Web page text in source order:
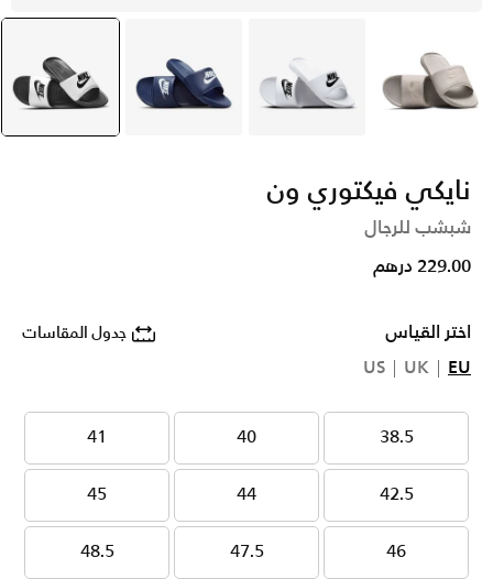
بنى أبيض أزرق أسود
نايكي فيكتوري ون
شبشب للرجال
229.00 درهم
اختر القياس جدول المقاسات
EU
UK
US
38.5
38.5
40
40
41
41
42.5
42.5
44
44
45
45
46
46
47.5
47.5
48.5
48.5